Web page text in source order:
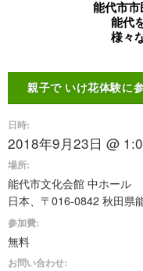
能代市市
能代
様々
親子で いけ花体験に
日時:
2018年9月23日 @
場所:
能代市文化会館 中ホール
日本、〒016-0842 秋田県
参加費:
無料
お問い合わせ: